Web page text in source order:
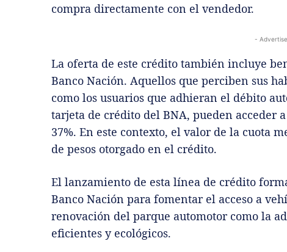
compra directamente con el vendedor.
-
La oferta de este crédito también incluye
Banco Nación. Aquellos que perciben sus
como los usuarios que adhieran el débito
tarjeta de crédito del BNA, pueden acceder
37%. En este contexto, el valor de la cuota
de pesos otorgado en el crédito.
El lanzamiento de esta línea de crédito
Banco Nación para fomentar el acceso a
renovación del parque automotor como la
eficientes y ecológicos.